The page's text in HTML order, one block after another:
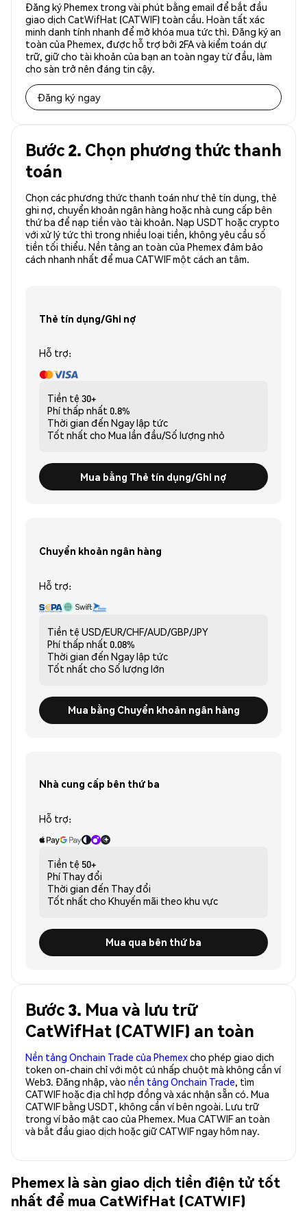
Đăng ký Phemex trong vài phút bằng email để bắt đầu
giao dịch CatWifHat (CATWIF) toàn cầu. Hoàn tất xác
minh danh tính nhanh để mở khóa mua tức thì. Đăng ký an
toàn của Phemex, được hỗ trợ bởi 2FA và kiểm toán dự
trữ, giữ cho tài khoản của bạn an toàn ngay từ đầu, làm
cho sàn trở nên đáng tin cậy.
Đăng ký ngay
Bước 2. Chọn phương thức thanh
toán
Chọn các phương thức thanh toán như thẻ tín dụng, thẻ
ghi nợ, chuyển khoản ngân hàng hoặc nhà cung cấp bên
thứ ba để nạp tiền vào tài khoản. Nạp USDT hoặc crypto
với xử lý tức thì trong nhiều loại tiền, không yêu cầu số
tiền tối thiểu. Nền tảng an toàn của Phemex đảm bảo
cách nhanh nhất để mua CATWIF một cách an tâm.
Thẻ tín dụng/Ghi nợ
Hỗ trợ:
Tiền tệ 30+
Phí thấp nhất 0.8%
Thời gian đến Ngay lập tức
Tốt nhất cho Mua lần đầu/Số lượng nhỏ
Mua bằng Thẻ tín dụng/Ghi nợ
Chuyển khoản ngân hàng
Hỗ trợ:
Tiền tệ USD/EUR/CHF/AUD/GBP/JPY
Phí thấp nhất 0.08%
Thời gian đến Ngay lập tức
Tốt nhất cho Số lượng lớn
Mua bằng Chuyển khoản ngân hàng
Nhà cung cấp bên thứ ba
Hỗ trợ:
Tiền tệ 50+
Phí Thay đổi
Thời gian đến Thay đổi
Tốt nhất cho Khuyến mãi theo khu vực
Mua qua bên thứ ba
Bước 3. Mua và lưu trữ
CatWifHat (CATWIF) an toàn
Nền tảng Onchain Trade của Phemexcho phép giao dịch
token on-chain chỉ với một cú nhấp chuột mà không cần ví
Web3. Đăng nhập, vào nền tảng Onchain Trade, tìm
CATWIF hoặc địa chỉ hợp đồng và xác nhận sẵn có. Mua
CATWIF bằng USDT, không cần ví bên ngoài. Lưu trữ
trong ví bảo mật cao của Phemex. Mua CATWIF an toàn
và bắt đầu giao dịch hoặc giữ CATWIF ngay hôm nay.
Phemex là sàn giao dịch tiền điện tử tốt
nhất để mua CatWifHat (CATWIF)